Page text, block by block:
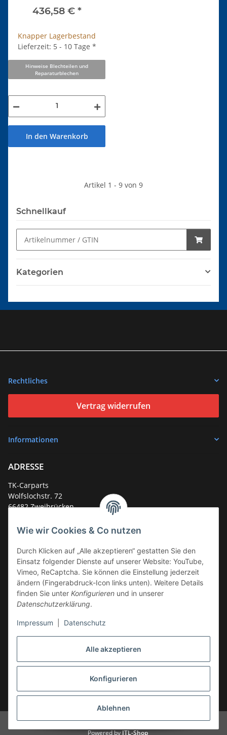
Alle akzeptieren
Konfigurieren
Ablehnen
Wie wir Cookies & Co nutzen
Durch Klicken auf „Alle akzeptieren“ gestatten Sie den
Einsatz folgender Dienste auf unserer Website: YouTube,
Vimeo, ReCaptcha. Sie können die Einstellung jederzeit
ändern (Fingerabdruck-Icon links unten). Weitere Details
finden Sie unter Konfigurieren und in unserer
Datenschutzerklärung.
Impressum Datenschutz
436,58 € *
Knapper Lagerbestand
Lieferzeit: 5 - 10 Tage *
Hinweise Blechteilen und
Reparaturblechen
In den Warenkorb
Artikel 1 - 9 von 9
Schnellkauf
Kategorien
Rechtliches
Vertrag widerrufen
Informationen
ADRESSE
TK-Carparts
Wolfslochstr. 72
66482 Zweibrücken
Service-Hotline +49 (0)6332 - 48 58 48
E-Mail:mail@tk-carparts.de
Montag-Donnerstag von 13 bis 16 Uhr
* Alle Preise inkl. gesetzlicher USt., zzgl.Versand
© TK-Carparts Thomas Koch
Powered byJTL-Shop